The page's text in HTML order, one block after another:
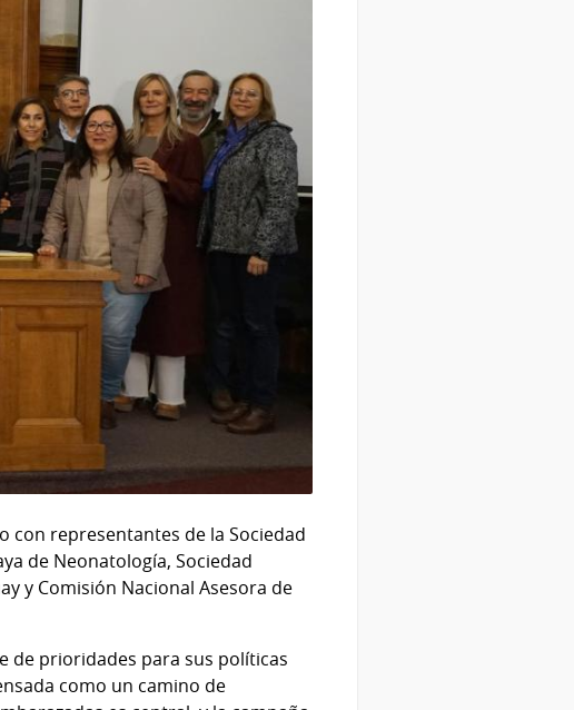
con representantes de la Sociedad
de Neonatología, Sociedad
y Comisión Nacional Asesora de
de prioridades para sus políticas
como un camino de